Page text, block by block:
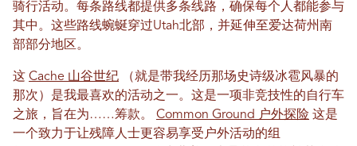
骑行活动。每条路线都提供多条线路，确保每个人都能参与
其中。这些路线蜿蜒穿过Utah北部，并延伸至爱达荷州南
部部分地区。
这 Cache 山谷世纪 （就是带我经历那场史诗级冰雹风暴的
那次）是我最喜欢的活动之一。这是一项非竞技性的自行车
之旅，旨在为……筹款。 Common Ground 户外探险 这是
一个致力于让残障人士更容易享受户外活动的组